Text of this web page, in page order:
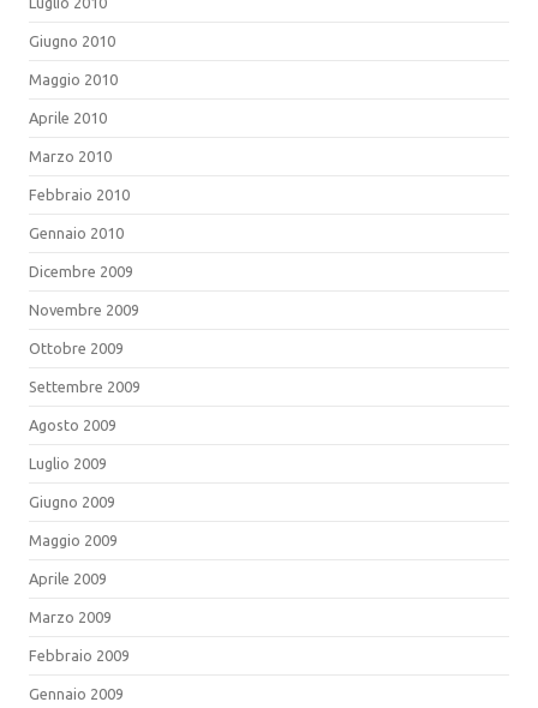
Giugno 2010
Maggio 2010
Aprile 2010
Marzo 2010
Febbraio 2010
Gennaio 2010
Dicembre 2009
Novembre 2009
Ottobre 2009
Settembre 2009
Agosto 2009
Luglio 2009
Giugno 2009
Maggio 2009
Aprile 2009
Marzo 2009
Febbraio 2009
Gennaio 2009